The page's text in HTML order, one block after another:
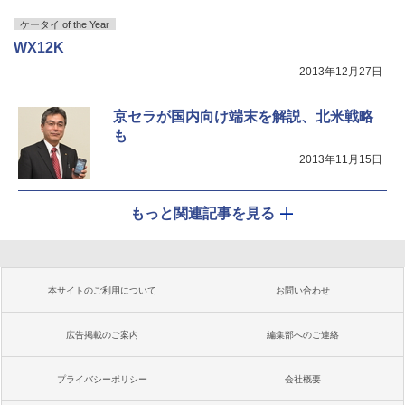
ケータイ of the Year
WX12K
2013年12月27日
京セラが国内向け端末を解説、北米戦略
も
2013年11月15日
もっと関連記事を見る
本サイトのご利用について お問い合わせ
広告掲載のご案内 編集部へのご連絡
プライバシーポリシー 会社概要